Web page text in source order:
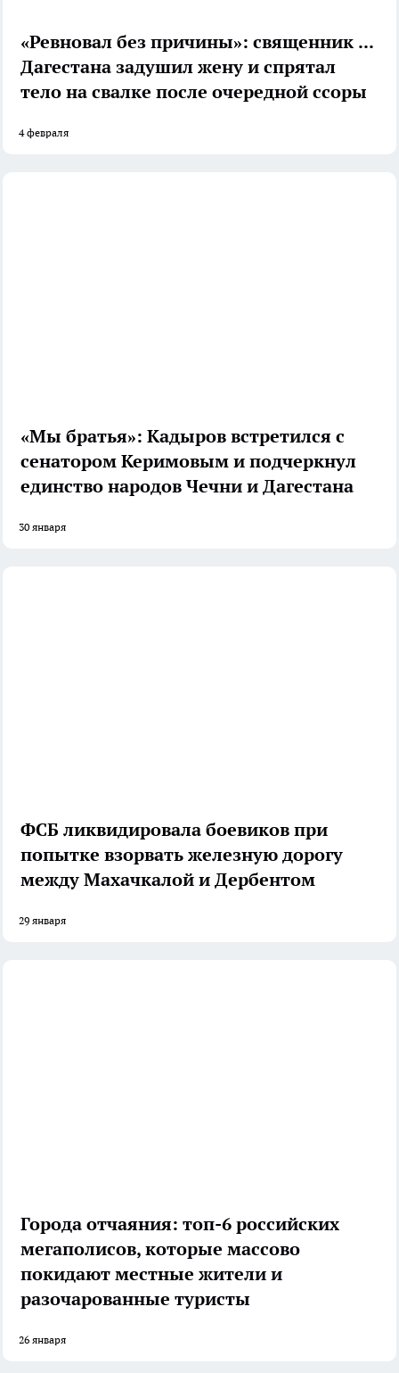
«Ревновал без причины»: священник из
Дагестана задушил жену и спрятал
тело на свалке после очередной ссоры
4 февраля
«Мы братья»: Кадыров встретился с
сенатором Керимовым и подчеркнул
единство народов Чечни и Дагестана
30 января
ФСБ ликвидировала боевиков при
попытке взорвать железную дорогу
между Махачкалой и Дербентом
29 января
Города отчаяния: топ-6 российских
мегаполисов, которые массово
покидают местные жители и
разочарованные туристы
26 января